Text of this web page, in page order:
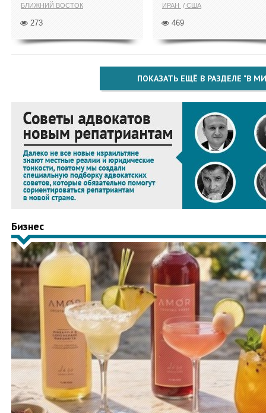
БЛИЖНИЙ ВОСТОК
273
ИРАН США
469
ПОКАЗАТЬ ЕЩЁ В РАЗДЕЛЕ "В
Бизнес